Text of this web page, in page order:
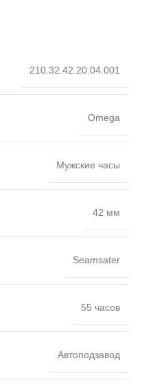
210.32.42.20.04.001
Omega
Мужские часы
42 мм
Seamsater
55 часов
Автоподзавод